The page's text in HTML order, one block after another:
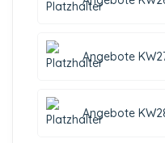
Angebote
Angebote